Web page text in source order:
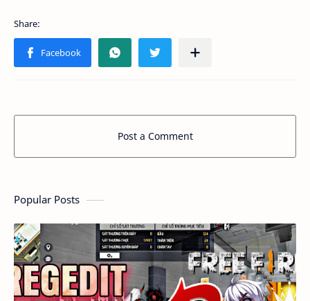
Post a Comment
Popular Posts